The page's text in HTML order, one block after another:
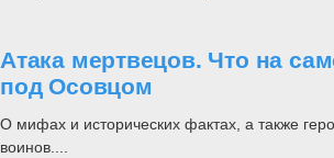
Атака мертвецов. Что на
под Осовцом
О мифах и исторических фактах, а также
воинов....